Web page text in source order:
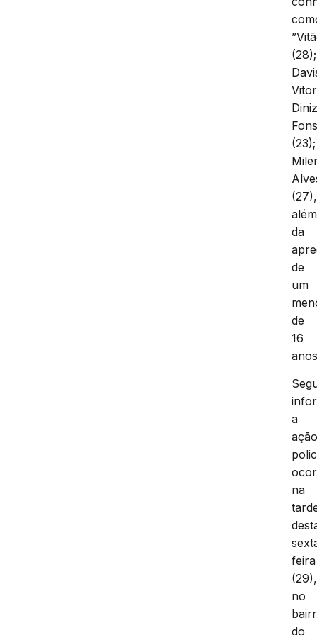
(28);
Vitor
(23);
(27),
além
da
de
um
de
16
a
na
feira
(29),
no
do